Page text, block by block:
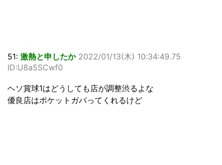
51: 激熱と申したか 2022/01/13(木) 10:34:49.75
ID:U8a5SCwf0
ヘソ賞球1はどうしても店が調整渋るよな
優良店はポケットガバってくれるけど